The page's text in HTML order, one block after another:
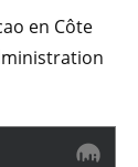
en Côte